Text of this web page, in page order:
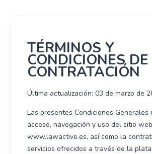
TÉRMINOS Y
CONDICIONES
CONTRATACIÓN
Última actualización: 03 de marzo de
Las presentes Condiciones Generales
acceso, navegación y uso del sitio web
www.lawactive.es, así como la
servicios ofrecidos a través de la